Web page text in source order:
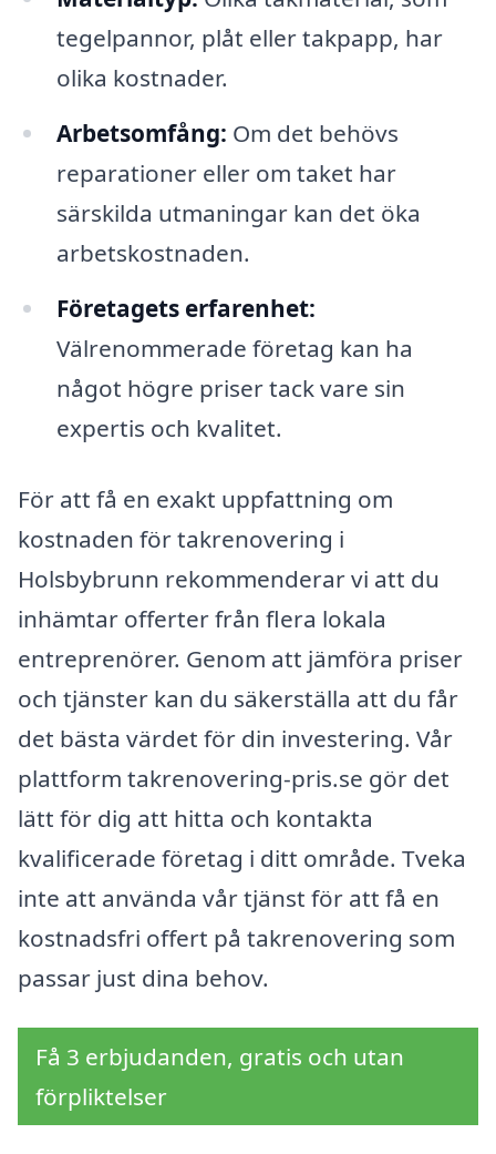
tegelpannor, plåt eller takpapp, har
olika kostnader.
Arbetsomfång: Om det behövs
reparationer eller om taket har
särskilda utmaningar kan det öka
arbetskostnaden.
Företagets erfarenhet:
Välrenommerade företag kan ha
något högre priser tack vare sin
expertis och kvalitet.
För att få en exakt uppfattning om
kostnaden för takrenovering i
Holsbybrunn rekommenderar vi att du
inhämtar offerter från flera lokala
entreprenörer. Genom att jämföra priser
och tjänster kan du säkerställa att du får
det bästa värdet för din investering. Vår
plattform takrenovering-pris.se gör det
lätt för dig att hitta och kontakta
kvalificerade företag i ditt område. Tveka
inte att använda vår tjänst för att få en
kostnadsfri offert på takrenovering som
passar just dina behov.
Få 3 erbjudanden, gratis och utan
förpliktelser